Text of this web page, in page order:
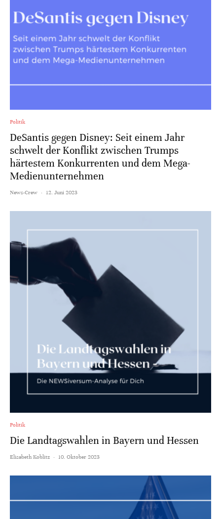
Politik
DeSantis gegen Disney: Seit einem Jahr
schwelt der Konflikt zwischen Trumps
härtestem Konkurrenten und dem Mega-
Medienunternehmen
News-Crew · 12. Juni 2023
Politik
Die Landtagswahlen in Bayern und Hessen
Elisabeth Koblitz · 10. Oktober 2023